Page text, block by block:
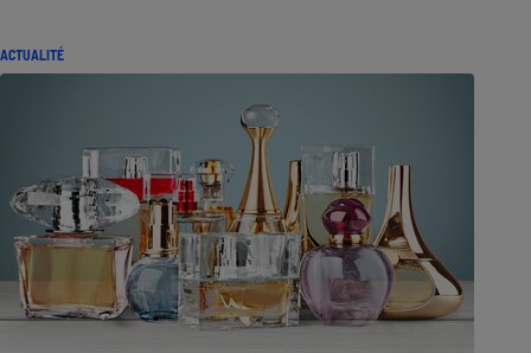
ACTUALITÉ